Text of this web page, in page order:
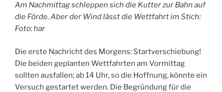
Am Nachmittag schleppen sich die Kutter zur Bahn auf
die Förde. Aber der Wind lässt die Wettfahrt im Stich:
Foto: har
Die erste Nachricht des Morgens: Startverschiebung!
Die beiden geplanten Wettfahrten am Vormittag
sollten ausfallen; ab 14 Uhr, so die Hoffnung, könnte ein
Versuch gestartet werden. Die Begründung für die